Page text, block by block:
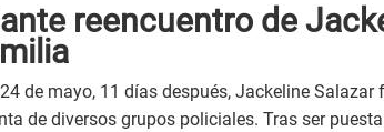
reencuentro de
de mayo, 11 días después, Jackeline Salazar
de diversos grupos policiales. Tras ser